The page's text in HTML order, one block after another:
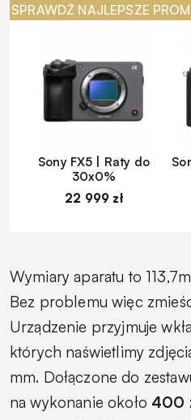
SPRAWDŹ NAJLEPSZE
Sony FX5 | Raty do
30x0%
22 999 zł
Wymiary aparatu to
Bez problemu więc
Urządzenie przyjmuje
których naświetlimy
mm. Dołączone do
na wykonanie około 400